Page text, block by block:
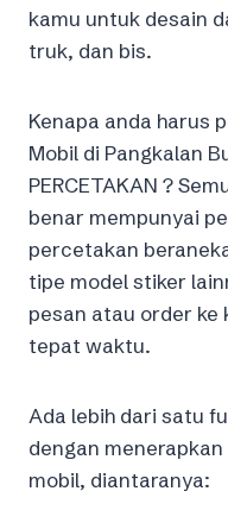
kamu untuk desain
truk, dan bis.
Kenapa anda harus
Mobil di Pangkalan
PERCETAKAN ?
benar mempunyai
percetakan
tipe model stiker
pesan atau order ke
tepat waktu.
Ada lebih dari satu
dengan
mobil, diantaranya: